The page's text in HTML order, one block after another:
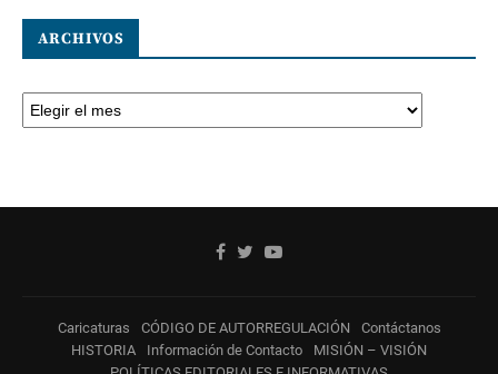
ARCHIVOS
Caricaturas CÓDIGO DE AUTORREGULACIÓN
Contáctanos
HISTORIA
Información de Contacto
MISIÓN – VISIÓN